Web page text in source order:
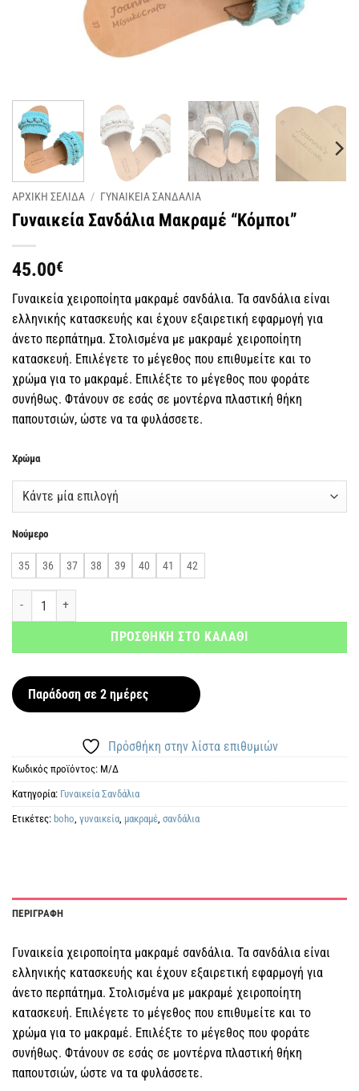
ΑΡΧΙΚΗ ΣΕΛΙΔΑ / ΓΥΝΑΙΚΕΙΑ ΣΑΝΔΑΛΙΑ
Γυναικεία Σανδάλια Μακραμέ “Κόμποι”
45.00€
Γυναικεία χειροποίητα μακραμέ σανδάλια. Τα σανδάλια είναι
ελληνικής κατασκευής και έχουν εξαιρετική εφαρμογή για
άνετο περπάτημα. Στολισμένα με μακραμέ χειροποίητη
κατασκευή. Επιλέγετε το μέγεθος που επιθυμείτε και το
χρώμα για το μακραμέ. Επιλέξτε το μέγεθος που φοράτε
συνήθως. Φτάνουν σε εσάς σε μοντέρνα πλαστική θήκη
παπουτσιών, ώστε να τα φυλάσσετε.
Χρώμα
Νούμερο
35 36 37 38 39 40 41 42
Γυναικεία Σανδάλια Μακραμέ "Κόμποι" ποσότητα
ΠΡΟΣΘΗΚΗ ΣΤΟ ΚΑΛΑΘΙ
Παράδοση σε 2 ημέρες
Πρόσθήκη στην λίστα επιθυμιών
Κωδικός προϊόντος: Μ/Δ
Κατηγορία: Γυναικεία Σανδάλια
Ετικέτες: boho γυναικεία μακραμέ σανδάλια
ΠΕΡΙΓΡΑΦΗ
Γυναικεία χειροποίητα μακραμέ σανδάλια. Τα σανδάλια είναι
ελληνικής κατασκευής και έχουν εξαιρετική εφαρμογή για
άνετο περπάτημα. Στολισμένα με μακραμέ χειροποίητη
κατασκευή. Επιλέγετε το μέγεθος που επιθυμείτε και το
χρώμα για το μακραμέ. Επιλέξτε το μέγεθος που φοράτε
συνήθως. Φτάνουν σε εσάς σε μοντέρνα πλαστική θήκη
παπουτσιών, ώστε να τα φυλάσσετε.